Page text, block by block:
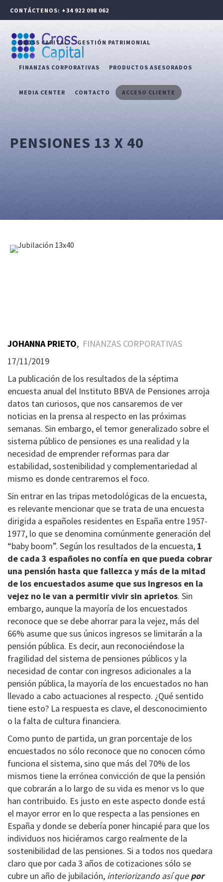
CONTÁCTENOS: +34 922 098 062
CROSS CAPITAL GESTIÓN PATRIMONIAL
FINANZAS CORPORATIVAS PRODUCTOS ASESORADOS
MEDIA CENTER CONTACTO ACCESO CLIENTE
PENSIONES 13 X 40
JOHANNA PRIETO, FINANZAS CORPORATIVAS
17/11/2019
La publicación de los resultados de la séptima
encuesta anual del Instituto BBVA de Pensiones arroja
datos tan curiosos, que nos cansaremos de ver
noticias en la prensa al respecto en las próximas
semanas. Sin embargo, el temor generalizado sobre el
sistema público de pensiones es una realidad y la
necesidad de emprender reformas para dar
estabilidad, sostenibilidad y complementariedad al
mismo es donde centraremos el foco.
Sin entrar en las tripas metodológicas de la encuesta,
es relevante mencionar que se trata de una encuesta
dirigida a españoles residentes en España entre 1957-
1977, lo que se denomina comúnmente generación del
“baby boom”. Según los resultados de la encuesta, 1
de cada 3 españoles no confía en que pueda cobrar
una pensión hasta que fallezca y más de la mitad
de los encuestados asume que sus ingresos en la
vejez no le van a permitir vivir sin aprietos. Sin
embargo, aunque la mayoría de los encuestados
reconoce que se debe ahorrar para la vejez, más del
66% asume que sus únicos ingresos se limitarán a la
pensión pública. Es decir, aun reconociéndose la
fragilidad del sistema de pensiones públicos y la
necesidad de contar con ingresos adicionales a la
pensión pública, la mayoría de los encuestados no han
llevado a cabo actuaciones al respecto. ¿Qué sentido
tiene esto? La respuesta es clave, el desconocimiento
o la falta de cultura financiera.
Como punto de partida, un gran porcentaje de los
encuestados no sólo reconoce que no conocen cómo
funciona el sistema, sino que más del 70% de los
mismos tiene la errónea convicción de que la pensión
que cobrarán a lo largo de su vida es menor vs lo que
han contribuido. Es justo en este aspecto donde está
el mayor error en lo que respecta a las pensiones en
España y donde se debería poner hincapié para que los
individuos nos hiciéramos cargo realmente de la
sostenibilidad de las pensiones. Si a todos nos quedara
claro que por cada 3 años de cotizaciones sólo se
cubre un año de jubilación, interiorizando así quepor